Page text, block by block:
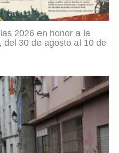
2026 en honor a la
30 de agosto al 10 de